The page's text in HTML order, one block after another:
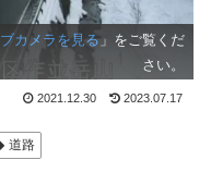
カメラを見る」をご覧くだ
さい。
2021.12.30 2023.07.17
道路